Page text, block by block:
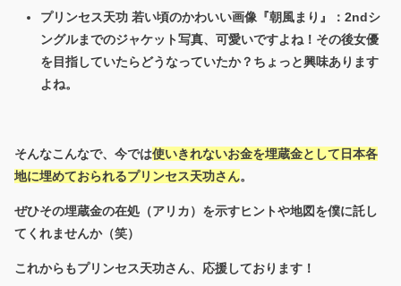
プリンセス天功 若い頃のかわいい画像『朝風まり』：2ndシ
ングルまでのジャケット写真、可愛いですよね！その後女優
を目指していたらどうなっていたか？ちょっと興味あります
よね。
そんなこんなで、今では使いきれないお金を埋蔵金として日本各
地に埋めておられるプリンセス天功さん。
ぜひその埋蔵金の在処（アリカ）を示すヒントや地図を僕に託し
てくれませんか（笑）
これからもプリンセス天功さん、応援しております！